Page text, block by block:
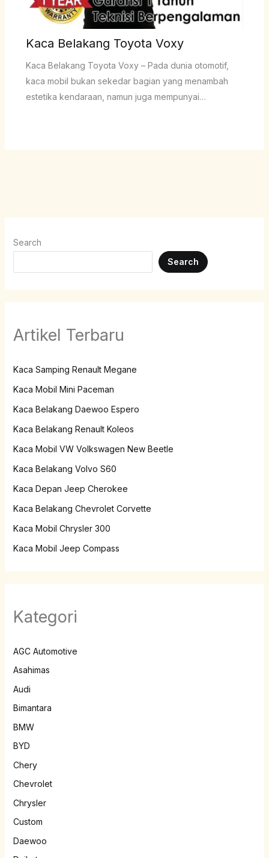
Kaca Belakang Toyota Voxy
Kaca Belakang Toyota Voxy – Pada dunia otomotif,
kaca mobil bukan sekedar bagian yang menambah
estetika kendaraan, namun juga mempunyai…
Search
Search
Artikel Terbaru
Kaca Samping Renault Megane
Kaca Mobil Mini Paceman
Kaca Belakang Daewoo Espero
Kaca Belakang Renault Koleos
Kaca Mobil VW Volkswagen New Beetle
Kaca Belakang Volvo S60
Kaca Depan Jeep Cherokee
Kaca Belakang Chevrolet Corvette
Kaca Mobil Chrysler 300
Kaca Mobil Jeep Compass
Kategori
AGC Automotive
Asahimas
Audi
Bimantara
BMW
BYD
Chery
Chevrolet
Chrysler
Custom
Daewoo